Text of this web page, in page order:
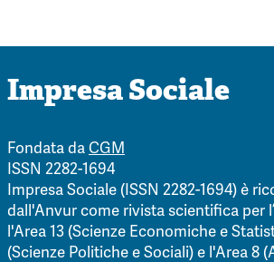
Impresa Sociale
Fondata daCGM
ISSN 2282-1694
Impresa Sociale (ISSN 2282-1694) è
dall'Anvur come rivista scientifica per
l'Area 13 (Scienze Economiche e
(Scienze Politiche e Sociali) e l'Area 8